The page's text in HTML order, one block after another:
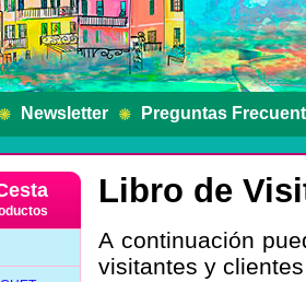
Newsletter Preguntas
Libro de
A continuación
visitantes y